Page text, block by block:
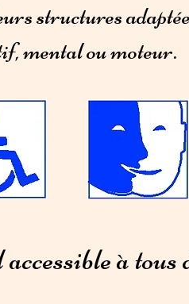
structures
mental ou moteur.
à